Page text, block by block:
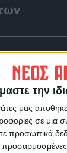
την
μας
σε μια
προσωπικά